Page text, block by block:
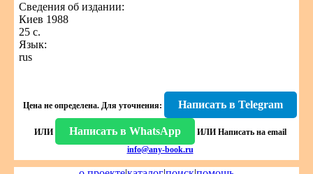
Сведения об издании:
Киев 1988
25 с.
Язык:
rus
Цена не определена. Для уточнения: Написать в Telegram
ИЛИ Написать в WhatsApp ИЛИ Написать на email
info@any-book.ru